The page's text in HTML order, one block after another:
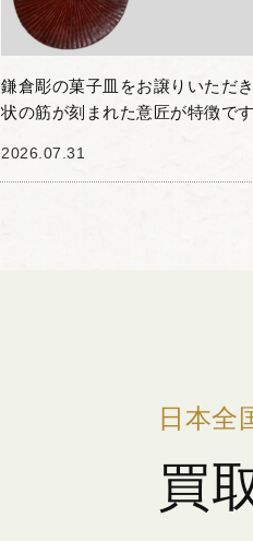
鎌倉彫の菓子皿をお譲りいただ
状の筋が刻まれた意匠が特徴で
器としての実用性...
2026.07.31
日本全
買